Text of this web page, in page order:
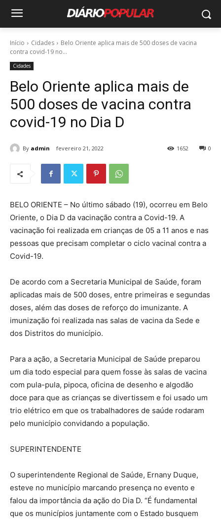
Início Cidades
Belo Oriente aplica mais de 500 doses de vacina
contra covid-19 no...
Cidades
Belo Oriente aplica mais de
500 doses de vacina contra
covid-19 no Dia D
By admin fevereiro 21, 2022 0
1652
BELO ORIENTE – No último sábado (19), ocorreu em Belo
Oriente, o Dia D da vacinação contra a Covid-19. A
vacinação foi realizada em crianças de 05 a 11 anos e nas
pessoas que precisam completar o ciclo vacinal contra a
Covid-19.
De acordo com a Secretaria Municipal de Saúde, foram
aplicadas mais de 500 doses, entre primeiras e segundas
doses, além das doses de reforço do imunizante. A
imunização foi realizada nas salas de vacina da Sede e
dos Distritos do município.
Para a ação, a Secretaria Municipal de Saúde preparou
um dia todo especial para quem fosse às salas de vacina
com pula-pula, pipoca, oficina de desenho e algodão
doce para que as crianças se divertissem e foi usado um
trio elétrico em que os trabalhadores de saúde rodaram
pelo município convidando a população.
SUPERINTENDENTE
O superintendente Regional de Saúde, Ernany Duque,
esteve no município marcando presença no evento e
falou da importância da ação do Dia D. “É fundamental
que os municípios juntamente com o Estado busquem